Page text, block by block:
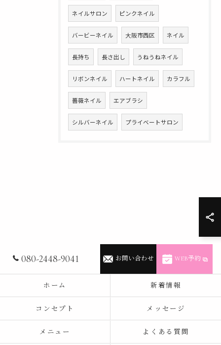
ネイルサロン ピンクネイル
バービーネイル 大阪市西区 ネイル
長持ち 長さ出し うねうねネイル
リボンネイル ハートネイル カラフル
薔薇ネイル エアブラシ
シルバーネイル プライベートサロン
080-2448-9041 お問い合わせ WEB予約
ホーム 新着情報
コンセプト メッセージ
メニュー よくある質問